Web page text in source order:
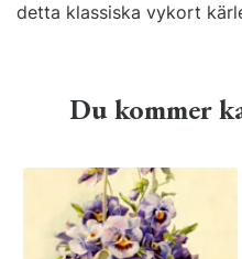
detta klassiska vykort
Du kommer